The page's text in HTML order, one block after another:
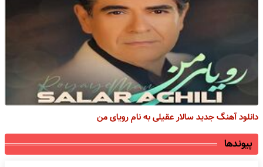
دانلود آهنگ جدید سالار عقیلی به نام رویای من
پیوندها